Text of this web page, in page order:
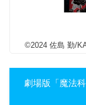
©2024 佐島 勤/
劇場版「魔法